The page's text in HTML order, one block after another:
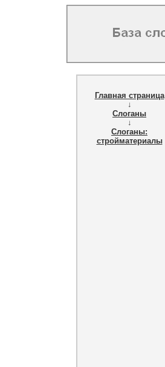
Главная страница
↓
Слоганы
↓
Слоганы:
стройматериалы